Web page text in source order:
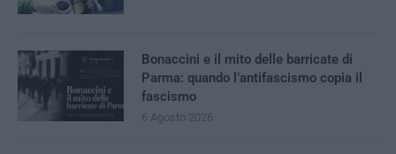
Bonaccini e il mito delle barricate di
Parma: quando l’antifascismo copia il
fascismo
6 Agosto 2026